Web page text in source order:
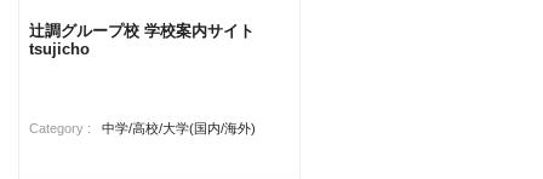
辻調グループ校 学校案内サイト
tsujicho
Category : 中学/高校/大学(国内/海外)